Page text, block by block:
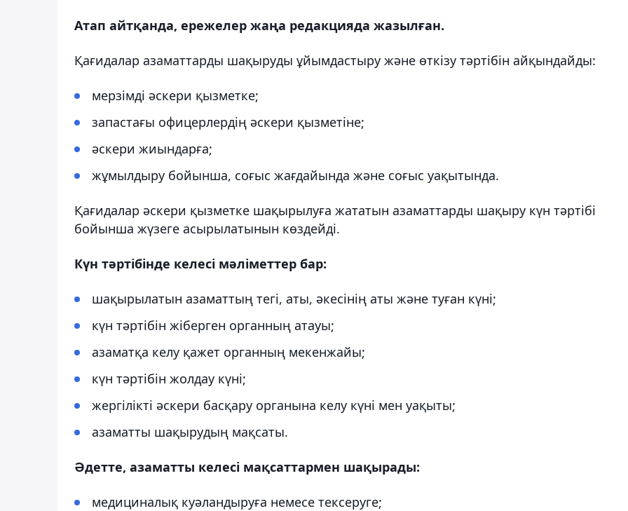
Атап айтқанда, ережелер жаңа редакцияда жазылған.
Қағидалар азаматтарды шақыруды ұйымдастыру және өткізу тәртібін айқындайды:
мерзімді әскери қызметке;
запастағы офицерлердің әскери қызметіне;
әскери жиындарға;
жұмылдыру бойынша, соғыс жағдайында және соғыс уақытында.
Қағидалар әскери қызметке шақырылуға жататын азаматтарды шақыру күн тәртібі
бойынша жүзеге асырылатынын көздейді.
Күн тәртібінде келесі мәліметтер бар:
шақырылатын азаматтың тегі, аты, әкесінің аты және туған күні;
күн тәртібін жіберген органның атауы;
азаматқа келу қажет органның мекенжайы;
күн тәртібін жолдау күні;
жергілікті әскери басқару органына келу күні мен уақыты;
азаматты шақырудың мақсаты.
Әдетте, азаматты келесі мақсаттармен шақырады:
медициналық куәландыруға немесе тексеруге;